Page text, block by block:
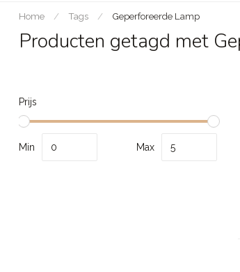
Home / Tags / Geperforeerde Lamp
Producten getagd met
Prijs
Min Max